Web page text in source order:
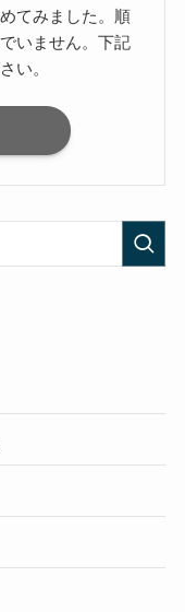
てみました。順
いません。下記
い。